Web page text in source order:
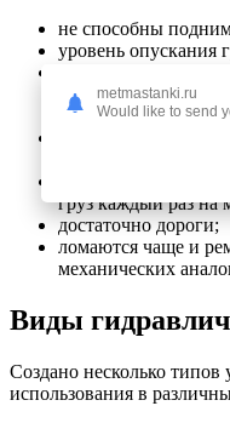
не способны
уровень опускания
обслуживания:
сальников;
перевозить и
работают
груз каждый раз на
достаточно дороги;
ломаются чаще и
механических
Виды
Создано несколько типов
использования в
metmastanki.ru
Would like to send